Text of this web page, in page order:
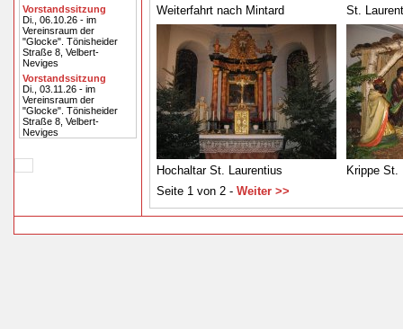
Vorstandssitzung
Di., 06.10.26 - im
Vereinsraum der
"Glocke". Tönisheider
Straße 8, Velbert-
Neviges
Vorstandssitzung
Di., 03.11.26 - im
Vereinsraum der
"Glocke". Tönisheider
Straße 8, Velbert-
Neviges
Weiterfahrt nach Mintard St.
Hochaltar St. Laurentius
Krippe St.
Seite 1 von 2 - Weiter >>